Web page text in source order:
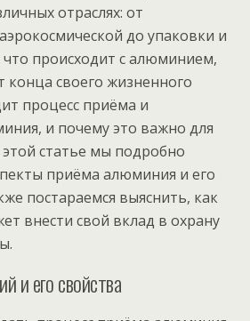
отраслях: от
до упаковки и
что происходит с алюминием,
конца своего жизненного
процесс приёма и
и почему это важно для
статье мы подробно
приёма алюминия и его
постараемся выяснить, как
внести свой вклад в охрану
и его свойства